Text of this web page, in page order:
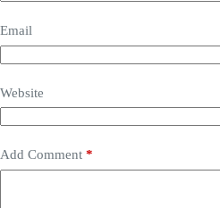
Email
Website
Add Comment *